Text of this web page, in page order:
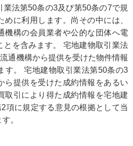
法第50条の3及び第50条の7で規
に利用します。尚その中には、
機構の会員業者や公的な団体へ電
とを含みます。 宅地建物取引業法
通機構から提供を受けた物件情報
す。 宅地建物取引業法第50条の3
ら提供を受けた成約情報をあるい
取引により得た成約情報を宅地建
項に規定する意見の根拠として当
。